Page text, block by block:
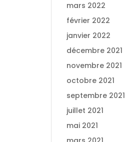
mars 2022
février 2022
janvier 2022
décembre 2021
novembre 2021
octobre 2021
septembre 2021
juillet 2021
mai 2021